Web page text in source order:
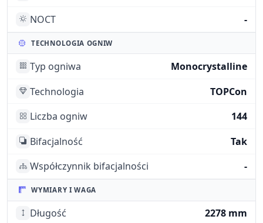
NOCT
-
TECHNOLOGIA OGNIW
Typ ogniwa
Monocrystalline
Technologia
TOPCon
Liczba ogniw
144
Bifacjalność
Tak
Współczynnik bifacjalności
-
WYMIARY I WAGA
Długość
2278 mm